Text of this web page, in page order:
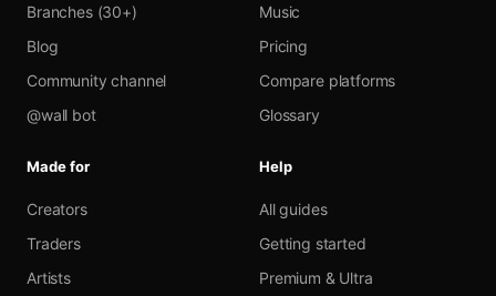
Branches (30+)
Blog
Community channel
@wall bot
Music
Pricing
Compare platforms
Glossary
Made for
Creators
Traders
Artists
Help
All guides
Getting started
Premium & Ultra